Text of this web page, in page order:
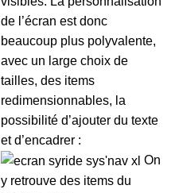
de l’écran est donc
beaucoup plus polyvalente,
avec un large choix de
tailles, des items
redimensionnables, la
possibilité d’ajouter du texte
et d’encadrer :
On
y retrouve des items du